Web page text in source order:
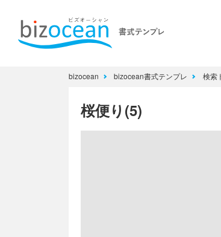
bizocean bizocean書式テンプレ 検索
桜便り(5)